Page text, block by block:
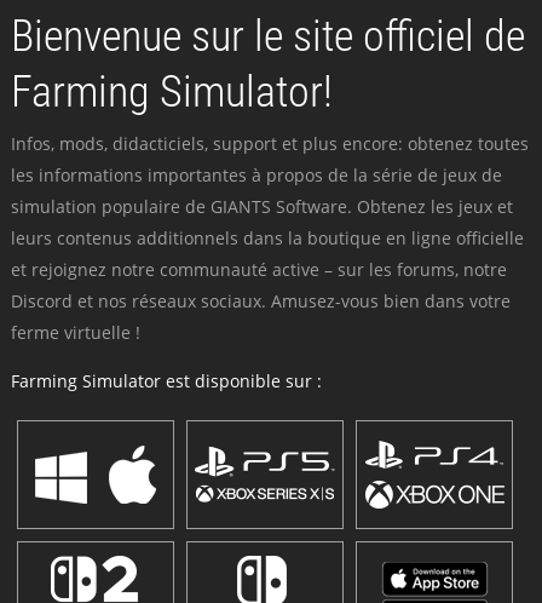
Bienvenue sur le site officiel de
Farming Simulator!
Infos, mods, didacticiels, support et plus encore: obtenez toutes
les informations importantes à propos de la série de jeux de
simulation populaire de GIANTS Software. Obtenez les jeux et
leurs contenus additionnels dans la boutique en ligne officielle
et rejoignez notre communauté active – sur les forums, notre
Discord et nos réseaux sociaux. Amusez-vous bien dans votre
ferme virtuelle !
Farming Simulator est disponible sur :